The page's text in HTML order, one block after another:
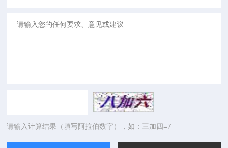
请输入计算结果（填写阿拉伯数字），如：三加四=7